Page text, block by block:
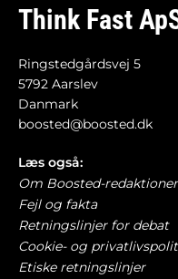
Think Fast
Ringstedgårdsvej 5
5792 Aarslev
Danmark
boosted@boosted.dk
Læs også:
Om Boosted-
Fejl og fakta
Retningslinjer for debat
Cookie- og
Etiske retningslinjer